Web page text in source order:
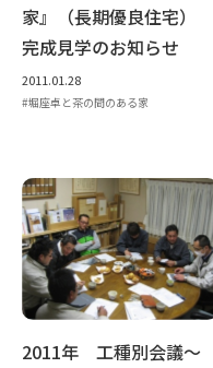
家』（長期優良住宅）
完成見学のお知らせ
2011.01.28
堀座卓と茶の間のある家
2011年 工種別会議～